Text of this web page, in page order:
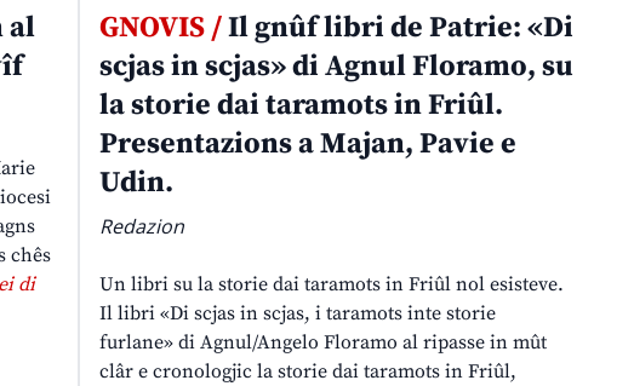
al
chês
di
GNOVIS /Il gnûf libri de Patrie: «Di
scjas in scjas» di Agnul Floramo, su
la storie dai taramots in Friûl.
Presentazions a Majan, Pavie e
Udin.
Redazion
Un libri su la storie dai taramots in Friûl nol esisteve.
Il libri «Di scjas in scjas, i taramots inte storie
furlane» di Agnul/Angelo Floramo al ripasse in mût
clâr e cronologjic la storie dai taramots in Friûl,